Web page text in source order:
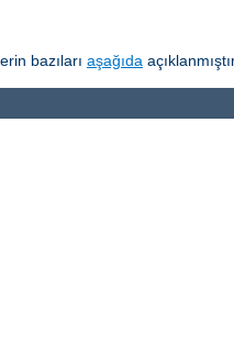
bazıları aşağıda